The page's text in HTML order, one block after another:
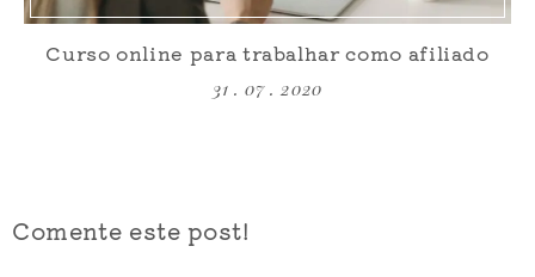
Curso online para trabalhar como afiliado
31 . 07 . 2020
Comente este post!